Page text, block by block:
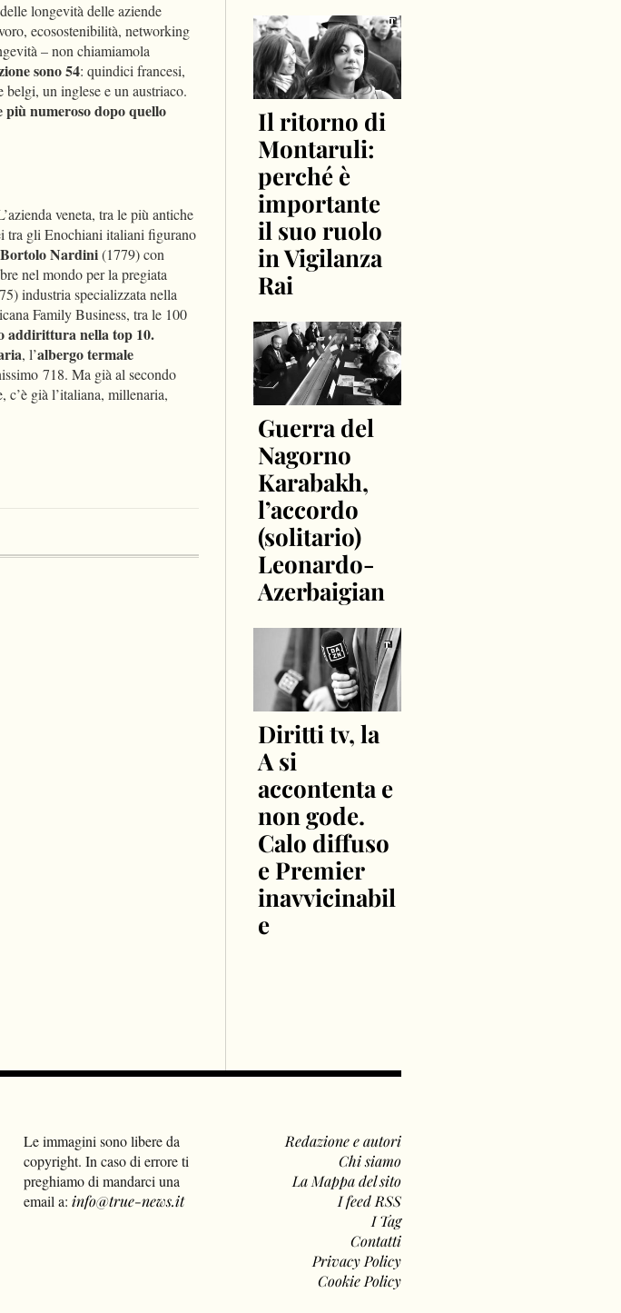
longevità delle aziende
ecosostenibilità, networking
– non chiamiamola
sono 54: quindici francesi,
un inglese e un austriaco.
numeroso dopo quello
veneta, tra le più antiche
tra gli Enochiani italiani figurano
Bortolo Nardini(1779) con
nel mondo per la pregiata
industria specializzata nella
Family Business, tra le 100
addirittura nella top 10.
, l’albergo termale
718. Ma già al secondo
c’è già l’italiana, millenaria,
Il ritorno di
Montaruli:
perché è
importante
il suo ruolo
in Vigilanza
Rai
Guerra del
Nagorno
Karabakh,
l’accordo
(solitario)
Leonardo-
Azerbaigian
Diritti tv, la
A si
accontenta e
non gode.
Calo diffuso
e Premier
inavvicinabil
e
Le immagini sono libere da
copyright. In caso di errore ti
preghiamo di mandarci una
email a: info@true-news.it
Redazione e autori
Chi siamo
La Mappa del sito
I feed RSS
I Tag
Contatti
Privacy Policy
Cookie Policy